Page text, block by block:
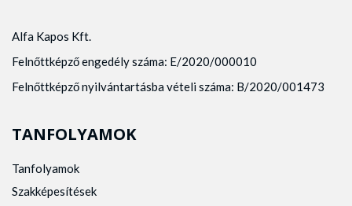
Alfa Kapos Kft.
Felnőttképző engedély száma: E/2020/000010
Felnőttképző nyilvántartásba vételi száma: B/2020/001473
TANFOLYAMOK
Tanfolyamok
Szakképesítések